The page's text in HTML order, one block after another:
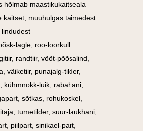
hõlmab maastikukaitseala
kaitset, muuhulgas taimedest
lindudest
lagle, roo-loorkull,
randtiir, vööt-põõsalind,
väiketiir, punajalg-tilder,
kühmnokk-luik, rabahani,
sõtkas, rohukoskel,
tumetilder, suur-laukhani,
piilpart, sinikael-part,